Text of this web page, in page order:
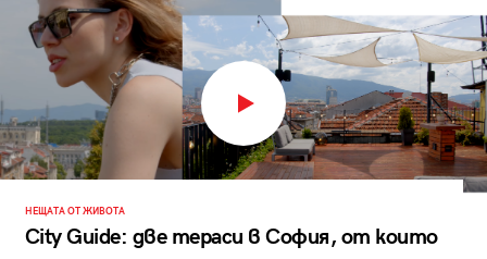
НЕЩАТА ОТ ЖИВОТА
City Guide: две тераси в София, от които